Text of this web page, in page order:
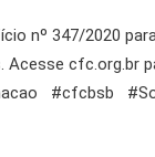
nº 347/2020
Acesse
#cfcbsb